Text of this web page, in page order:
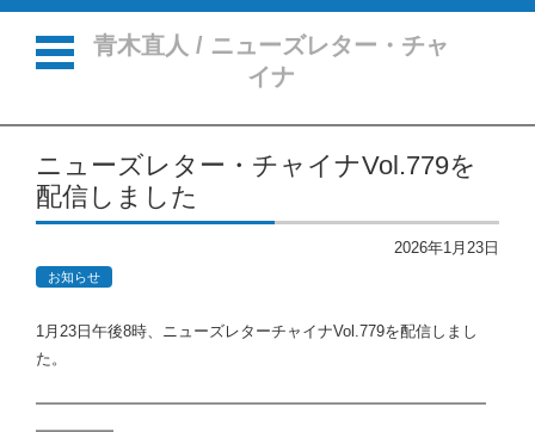
青木直人 / ニューズレター・チャ
イナ
コンテンツに移動
ニューズレター・チャイナVol.779を
配信しました
2026年1月23日
お知らせ
1月23日午後8時、ニューズレターチャイナVol.779を配信しまし
た。
━━━━━━━━━━━━━━━━━━━━━━━━━━━━━